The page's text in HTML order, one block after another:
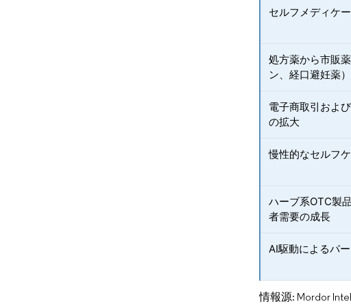
セルフメディケ
処方薬から市販
ン、経口避妊薬）
電子商取引およ
の拡大
慢性的なセルフ
ハーブ系OTC製
者需要の成長
AI駆動によるパ
情報源: Mordor